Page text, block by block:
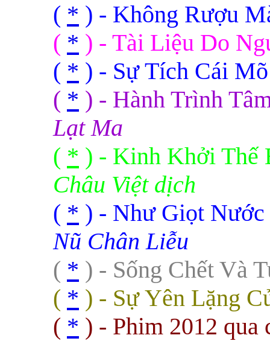
( * ) - Không Rượu
( * ) - Tài Liệu Do
( * ) - Sự Tích Cái
( * ) - Hành Trình
Lạt Ma
( * ) - Kinh Khởi Thế
Châu Việt dịch
( * ) - Như Giọt
Nũ Chân Liễu
( * ) - Sống Chết Và
( * ) - Sự Yên Lặng
( * ) - Phim 2012 qua